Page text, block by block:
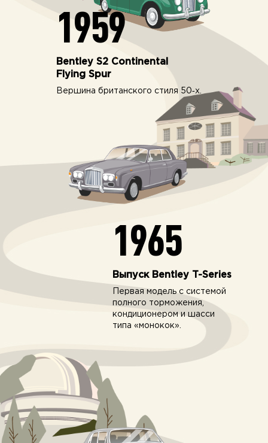
1959
Bentley S2 Continental
Flying Spur
Вершина британского стиля 50‑х.
1965
Выпуск Bentley T-Series
Первая модель с системой
полного торможения,
кондиционером и шасси
типа «монокок».